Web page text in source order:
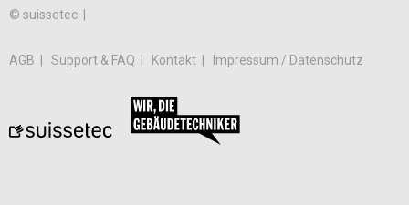
© suissetec |
AGB Support & FAQ Kontakt Impressum / Datenschutz